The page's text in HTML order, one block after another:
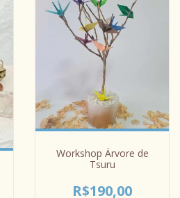
Workshop Árvore de
Tsuru
R$190,00